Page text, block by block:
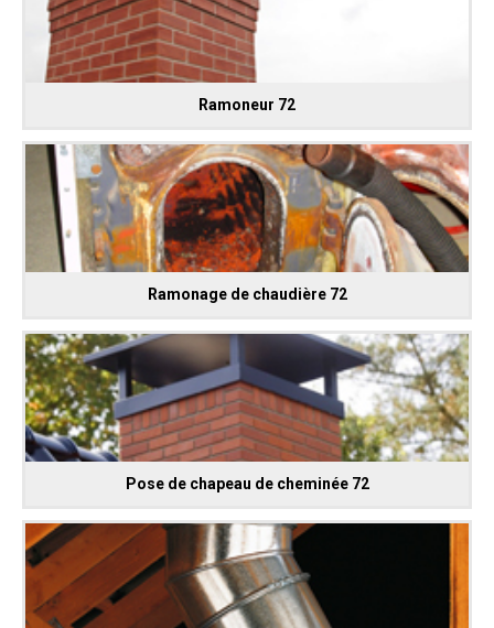
Ramoneur 72
Ramonage de chaudière 72
Pose de chapeau de cheminée 72